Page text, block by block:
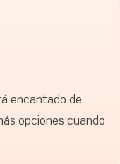
encantado de
opciones cuando